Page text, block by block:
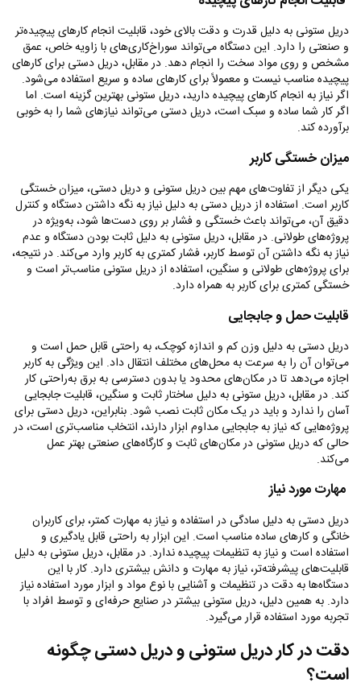
دریل ستونی به دلیل قدرت و دقت بالای خود، قابلیت انجام کارهای پیچیده‌تر
و صنعتی را دارد. این دستگاه می‌تواند سوراخ‌کاری‌های با زاویه خاص، عمق
مشخص و روی مواد سخت را انجام دهد. در مقابل، دریل دستی برای کارهای
پیچیده مناسب نیست و معمولاً برای کارهای ساده و سریع استفاده می‌شود.
اگر نیاز به انجام کارهای پیچیده دارید، دریل ستونی بهترین گزینه است. اما
اگر کار شما ساده و سبک است، دریل دستی می‌تواند نیازهای شما را به خوبی
برآورده کند.
میزان خستگی کاربر
یکی دیگر از تفاوت‌های مهم بین دریل ستونی و دریل دستی، میزان خستگی
کاربر است. استفاده از دریل دستی به دلیل نیاز به نگه داشتن دستگاه و کنترل
دقیق آن، می‌تواند باعث خستگی و فشار بر روی دست‌ها شود، به‌ویژه در
پروژه‌های طولانی. در مقابل، دریل ستونی به دلیل ثابت بودن دستگاه و عدم
نیاز به نگه داشتن آن توسط کاربر، فشار کمتری به کاربر وارد می‌کند. در نتیجه،
برای پروژه‌های طولانی و سنگین، استفاده از دریل ستونی مناسب‌تر است و
خستگی کمتری برای کاربر به همراه دارد.
قابلیت حمل و جابجایی
دریل دستی به دلیل وزن کم و اندازه کوچک، به راحتی قابل حمل است و
می‌توان آن را به سرعت به محل‌های مختلف انتقال داد. این ویژگی به کاربر
اجازه می‌دهد تا در مکان‌های محدود یا بدون دسترسی به برق به‌راحتی کار
کند. در مقابل، دریل ستونی به دلیل ساختار ثابت و سنگین، قابلیت جابجایی
آسان را ندارد و باید در یک مکان ثابت نصب شود. بنابراین، دریل دستی برای
پروژه‌هایی که نیاز به جابجایی مداوم ابزار دارند، انتخاب مناسب‌تری است، در
حالی که دریل ستونی در مکان‌های ثابت و کارگاه‌های صنعتی بهتر عمل
می‌کند.
مهارت مورد نیاز
دریل دستی به دلیل سادگی در استفاده و نیاز به مهارت کمتر، برای کاربران
خانگی و کارهای ساده مناسب است. این ابزار به راحتی قابل یادگیری و
استفاده است و نیاز به تنظیمات پیچیده ندارد. در مقابل، دریل ستونی به دلیل
قابلیت‌های پیشرفته‌تر، نیاز به مهارت و دانش بیشتری دارد. کار با این
دستگاه‌ها به دقت در تنظیمات و آشنایی با نوع مواد و ابزار مورد استفاده نیاز
دارد. به همین دلیل، دریل ستونی بیشتر در صنایع حرفه‌ای و توسط افراد با
تجربه مورد استفاده قرار می‌گیرد.
دقت در کار دریل ستونی و دریل دستی چگونه
است؟